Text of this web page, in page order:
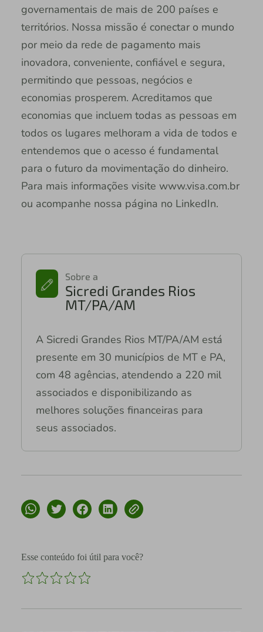
governamentais de mais de 200 países e
territórios. Nossa missão é conectar o mundo
por meio da rede de pagamento mais
inovadora, conveniente, confiável e segura,
permitindo que pessoas, negócios e
economias prosperem. Acreditamos que
economias que incluem todas as pessoas em
todos os lugares melhoram a vida de todos e
entendemos que o acesso é fundamental
para o futuro da movimentação do dinheiro.
Para mais informações visite www.visa.com.br
ou acompanhe nossa página no LinkedIn.
Sobre a
Sicredi Grandes Rios
MT/PA/AM
A Sicredi Grandes Rios MT/PA/AM está
presente em 30 municípios de MT e PA,
com 48 agências, atendendo a 220 mil
associados e disponibilizando as
melhores soluções financeiras para
seus associados.
Esse conteúdo foi útil para você?